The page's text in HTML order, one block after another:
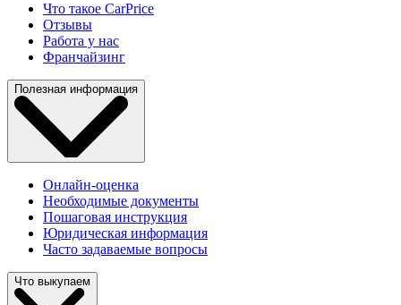
Что такое CarPrice
Отзывы
Работа у нас
Франчайзинг
Полезная информация
Онлайн-оценка
Необходимые документы
Пошаговая инструкция
Юридическая информация
Часто задаваемые вопросы
Что выкупаем